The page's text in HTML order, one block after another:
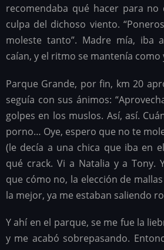
recomendaba qué hacer para
culpa del dichoso viento.
moleste tanto”. Madre mía, iba
caían, y el ritmo se mantenía como
Parque Grande, por fin, km 20
seguía con sus ánimos:
golpes en los muslos. Así, así.
porno… Oye, espero que no te
(le decía a una chica que iba en
qué crack. Vi a Natalia y a Tony.
que cómo no, la elección de
la mejor, ya me estaban saliendo
Y ahí en el parque, se me fue la
y me acabó sobrepasando.